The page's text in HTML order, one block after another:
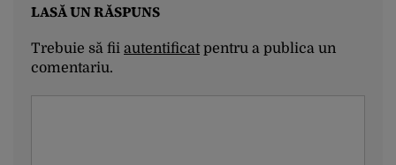
LASĂ UN RĂSPUNS
Trebuie să fii autentificatpentru a publica un
comentariu.